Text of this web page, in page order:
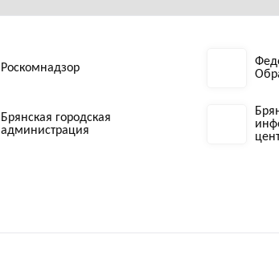
Роскомнадзор
Брянская городская
администрация